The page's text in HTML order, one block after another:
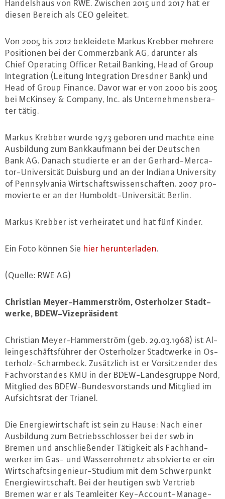
Han­dels­haus von RWE. Zwischen 2015 und 2017 hat er
diesen Bereich als CEO geleitet.
Von 2005 bis 2012 be­klei­de­te Markus Krebber mehrere
Po­si­tio­nen bei der Com­merz­bank AG, darunter als
Chief Operating Officer Retail Banking, Head of Group
In­te­gra­ti­on (Leitung In­te­gra­ti­on Dresdner Bank) und
Head of Group Finance. Davor war er von 2000 bis 2005
bei McKinsey & Company, Inc. als Un­ter­neh­mens­be­ra­
ter tätig.
Markus Krebber wurde 1973 geboren und machte eine
Aus­bil­dung zum Bank­kauf­mann bei der Deutschen
Bank AG. Danach studierte er an der Ger­hard-Mer­ca­
tor-Uni­ver­si­tät Duisburg und an der Indiana Uni­ver­si­ty
of Penn­syl­va­nia Wirt­schafts­wis­sen­schaf­ten. 2007 pro­
mo­vier­te er an der Hum­boldt-Uni­ver­si­tät Berlin.
Markus Krebber ist ver­hei­ra­tet und hat fünf Kinder.
Ein Foto können Sie hier her­un­ter­la­den.
(Quelle: RWE AG)
Christian Mey­er-Ham­mer­ström, Os­ter­hol­zer Stadt­
wer­ke, BDEW-Vi­ze­prä­si­dent
Christian Mey­er-Ham­mer­ström (geb. 29.03.1968) ist Al­
lein­ge­schäfts­füh­rer der Os­ter­hol­zer Stadt­wer­ke in Os­
ter­holz-Scharm­beck. Zu­sätz­lich ist er Vor­sit­zen­der des
Fach­vor­stan­des KMU in der BDEW-Lan­des­grup­pe Nord,
Mitglied des BDEW-Bun­des­vor­stands und Mitglied im
Auf­sichts­rat der Trianel.
Die En­er­gie­wirt­schaft ist sein zu Hause: Nach einer
Aus­bil­dung zum Be­triebs­schlos­ser bei der swb in
Bremen und an­schlie­ßen­der Tätigkeit als Fach­hand­
wer­ker im Gas- und Was­ser­rohr­netz ab­sol­vier­te er ein
Wirt­schafts­in­ge­nieur-Stu­di­um mit dem Schwer­punkt
En­er­gie­wirt­schaft. Bei der heutigen swb Vertrieb
Bremen war er als Team­lei­ter Key-Ac­count-Ma­nage­